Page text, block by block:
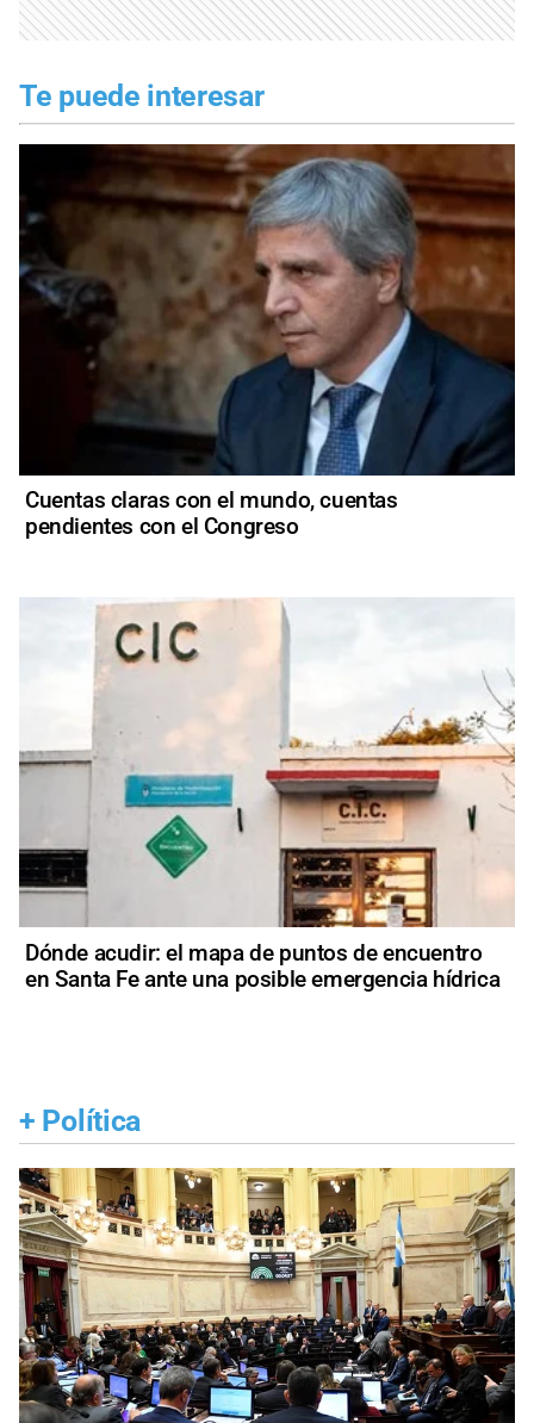
Te puede interesar
Cuentas claras con el mundo, cuentas
pendientes con el Congreso
Dónde acudir: el mapa de puntos de encuentro
en Santa Fe ante una posible emergencia hídrica
+ Política